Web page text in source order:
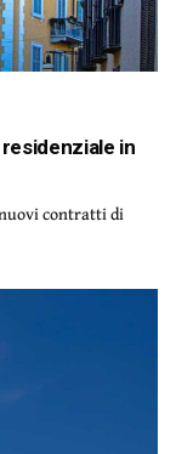
in
contratti di